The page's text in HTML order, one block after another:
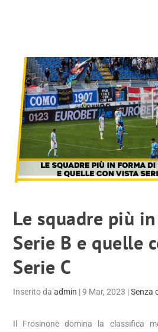
Le squadre più
Serie B e quelle
Serie C
Inserito daadmin |9 Mar, 2023 |Senza
Il Frosinone domina la classifica